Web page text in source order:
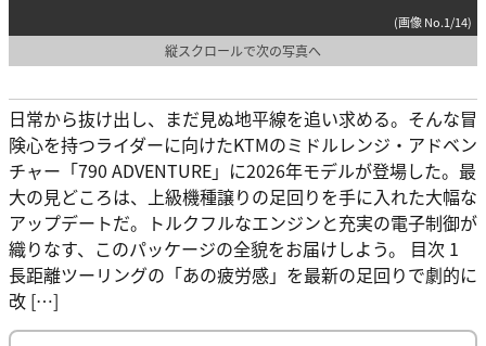
(画像 No.1/14)
縦スクロールで次の写真へ
日常から抜け出し、まだ見ぬ地平線を追い求める。そんな冒
険心を持つライダーに向けたKTMのミドルレンジ・アドベン
チャー「790 ADVENTURE」に2026年モデルが登場した。最
大の見どころは、上級機種譲りの足回りを手に入れた大幅な
アップデートだ。トルクフルなエンジンと充実の電子制御が
織りなす、このパッケージの全貌をお届けしよう。 目次 1
長距離ツーリングの「あの疲労感」を最新の足回りで劇的に
改 […]